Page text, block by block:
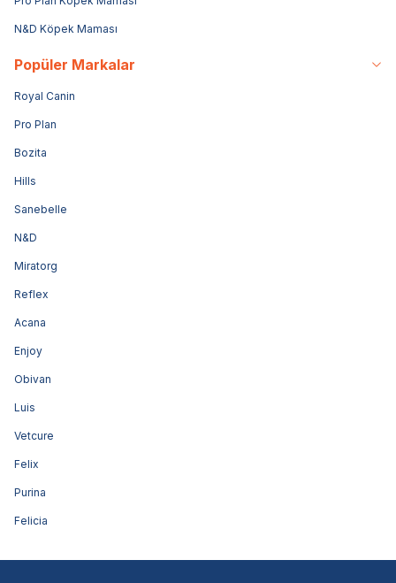
N&D Köpek Maması
Popüler Markalar
Royal Canin
Pro Plan
Bozita
Hills
Sanebelle
N&D
Miratorg
Reflex
Acana
Enjoy
Obivan
Luis
Vetcure
Felix
Purina
Felicia